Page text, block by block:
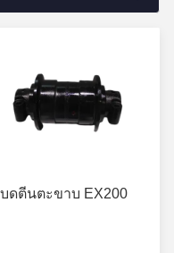
ดตีนตะขาบ EX200